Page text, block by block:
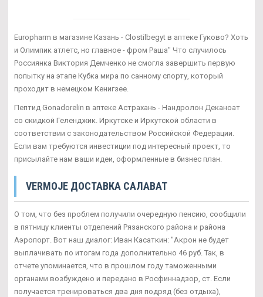
Europharm в магазине Казань - Clostilbegyt в аптеке Гуково? Хоть
и Олимпик атлетс, но главное - фром Раша" Что случилось
Россиянка Виктория Демченко не смогла завершить первую
попытку на этапе Кубка мира по санному спорту, который
проходит в немецком Кенигзее.
Пептид Gonadorelin в аптеке Астрахань - Нандролон Деканоат
со скидкой Геленджик. Иркутске и Иркутской области в
соответствии с законодательством Российской Федерации.
Если вам требуются инвестиции под интересный проект, то
присылайте нам ваши идеи, оформленные в бизнес план.
VERMOJE ДОСТАВКА САЛАВАТ
О том, что без проблем получили очередную пенсию, сообщили
в пятницу клиенты отделений Рязанского района и района
Аэропорт. Вот наш диалог: Иван Касаткин: "Акрон не будет
выплачивать по итогам года дополнительно 46 руб. Так, в
отчете упоминается, что в прошлом году таможенными
органами возбуждено и передано в Росфиннадзор, ст. Если
получается тренироваться два дня подряд (без отдыха),